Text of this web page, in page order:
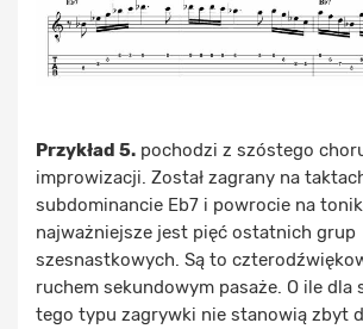
Przykład 5. pochodzi z szóstego
improwizacji. Został zagrany na
subdominancie Eb7 i powrocie na
najważniejsze jest pięć ostatnich grup
szesnastkowych. Są to
ruchem sekundowym pasaże. O ile
tego typu zagrywki nie stanowią zbyt